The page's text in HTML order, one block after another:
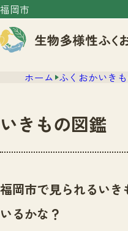
福岡市
センター紹介
センター紹介
サイトポリシー
ニュース
いきものガイド
ホーム ふくおかいき
いきもの図鑑
福岡市で見られるいき
いるかな？